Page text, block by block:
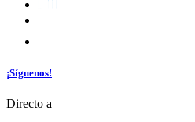
¡Síguenos!
Directo a